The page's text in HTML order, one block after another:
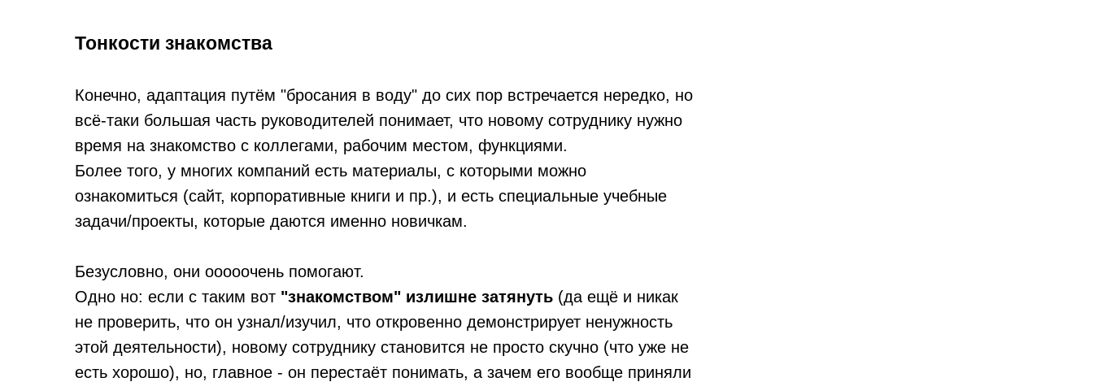
Тонкости знакомства
Конечно, адаптация путём "бросания в воду" до сих пор встречается нередко, но
всё-таки большая часть руководителей понимает, что новому сотруднику нужно
время на знакомство с коллегами, рабочим местом, функциями.
Более того, у многих компаний есть материалы, с которыми можно
ознакомиться (сайт, корпоративные книги и пр.), и есть специальные учебные
задачи/проекты, которые даются именно новичкам.
Безусловно, они ооооочень помогают.
Одно но: если с таким вот "знакомством" излишне затянуть (да ещё и никак
не проверить, что он узнал/изучил, что откровенно демонстрирует ненужность
этой деятельности), новому сотруднику становится не просто скучно (что уже не
есть хорошо), но, главное - он перестаёт понимать, а зачем его вообще приняли